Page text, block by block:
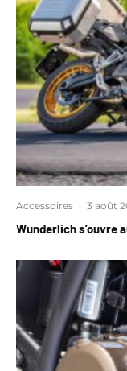
Accessoires · 3 août
Wunderlich s’ouvre